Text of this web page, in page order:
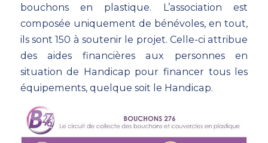
bouchons en plastique. L’association est
composée uniquement de bénévoles, en tout,
ils sont 150 à soutenir le projet. Celle-ci attribue
des aides financières aux personnes en
situation de Handicap pour financer tous les
équipements, quelque soit le Handicap.